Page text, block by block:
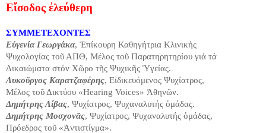
Εἴσοδος ἐλεύθερη
ΣΥΜΜΕΤΕΧΟΝΤΕΣ
Εὐγενία Γεωργάκα, Ἐπίκουρη Καθηγήτρια Κλινικής
Ψυχολογίας τοῦ ΑΠΘ, Μέλος τοῦ Παρατηρητηρίου γιά τά
Δικαιώματα στόν Χῶρο τῆς Ψυχικῆς Ὑγείας.
Λυκοῦργος Καρατζαφέρης, Εἰδικευόμενος Ψυχίατρος,
Μέλος τοῦ Δικτύου «Hearing Voices» Ἀθηνῶν.
Δημήτρης Λίβας, Ψυχίατρος, Ψυχαναλυτής ὁμάδας.
Δημήτρης Μοσχονᾶς, Ψυχίατρος, Ψυχαναλυτής ὁμάδας,
Πρόεδρος τοῦ «Ἀντιστίγμα».